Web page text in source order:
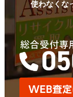
使わなくな